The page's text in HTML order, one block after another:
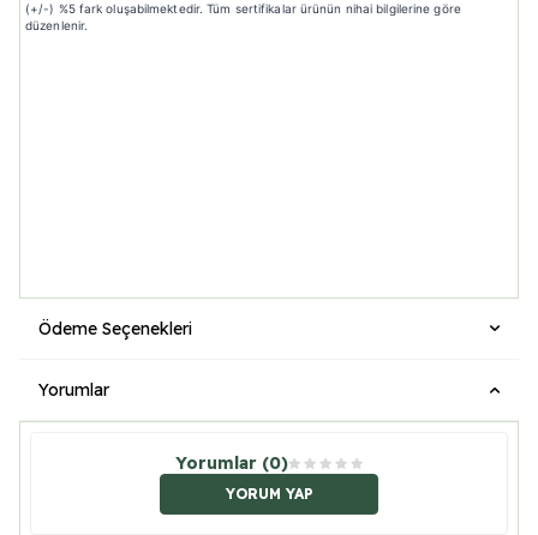
(+/-) %5 fark oluşabilmektedir. Tüm sertifikalar ürünün nihai bilgilerine göre
düzenlenir.
Ödeme Seçenekleri
Yorumlar
Yorumlar (0)
YORUM YAP